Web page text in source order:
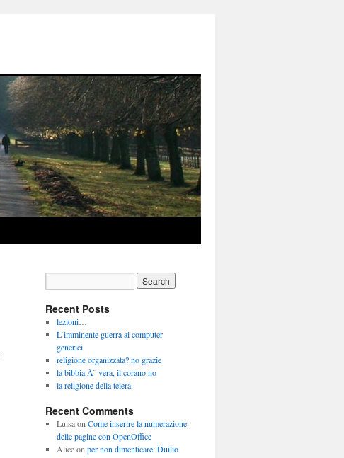
Recent Posts
lezioni…
L’imminente guerra ai computer
generici
religione organizzata? no grazie
la bibbia Ã¨ vera, il corano no
la religione della teiera
Recent Comments
Luisaon Come inserire la numerazione
delle pagine con OpenOffice
Aliceon per non dimenticare: Duilio